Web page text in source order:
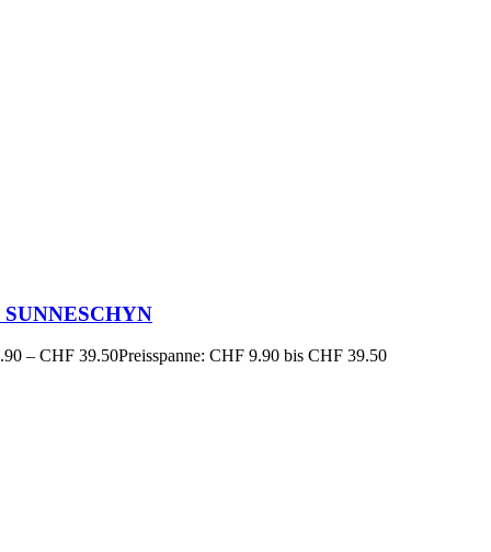
SUNNESCHYN
– CHF 39.50Preisspanne: CHF 9.90 bis CHF 39.50